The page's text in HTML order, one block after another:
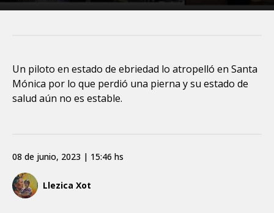
Un piloto en estado de ebriedad lo atropelló en Santa
Mónica por lo que perdió una pierna y su estado de
salud aún no es estable.
Llezica Xot
08 de junio, 2023 | 15:46 hs